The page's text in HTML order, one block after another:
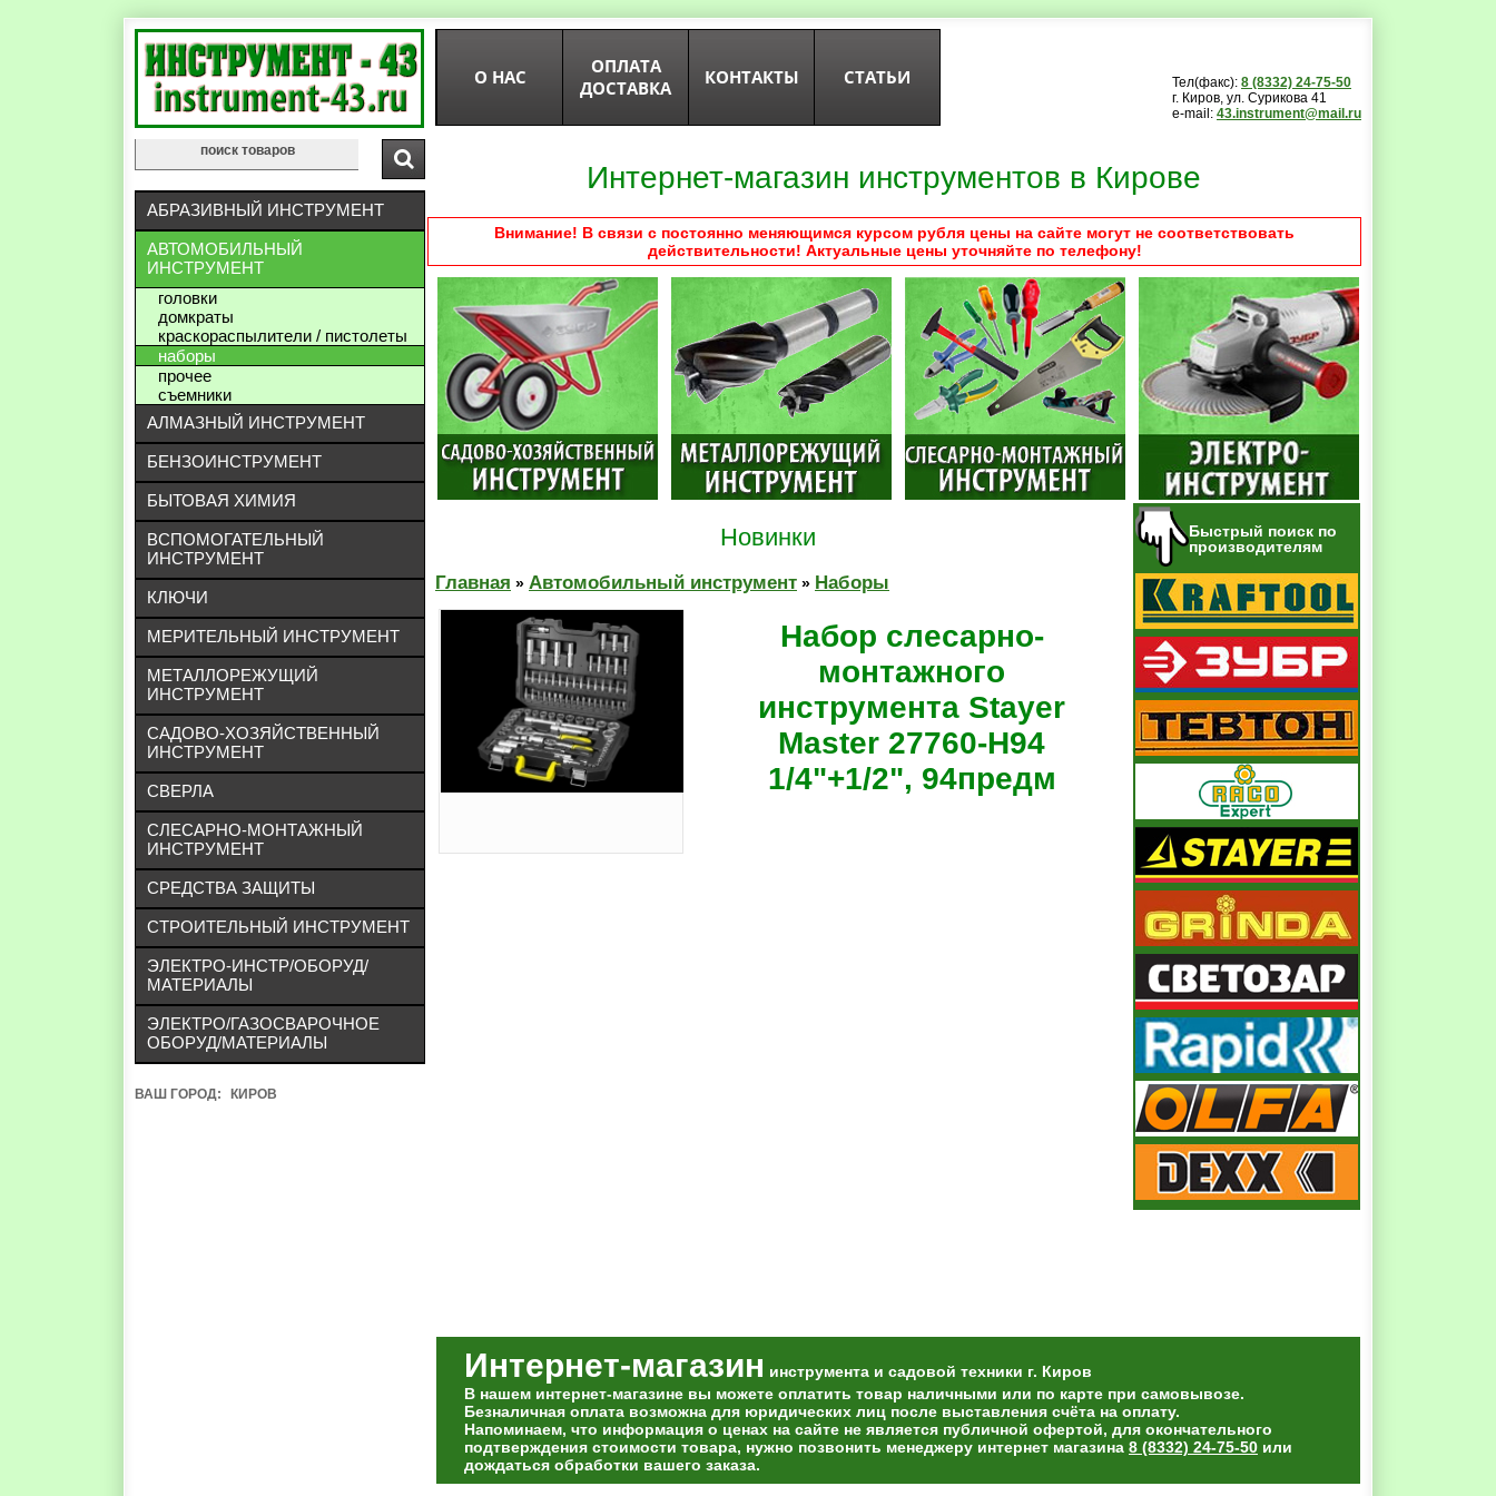
О НАС
ОПЛАТА
ДОСТАВКА
КОНТАКТЫ СТАТЬИ Тел(факс): 8 (8332) 24-75-50
г. Киров, ул. Сурикова 41
e-mail: 43.instrument@mail.ru
АБРАЗИВНЫЙ ИНСТРУМЕНТ
АВТОМОБИЛЬНЫЙ
ИНСТРУМЕНТ
головки
домкраты
краскораспылители / пистолеты
наборы
прочее
съемники
АЛМАЗНЫЙ ИНСТРУМЕНТ
БЕНЗОИНСТРУМЕНТ
БЫТОВАЯ ХИМИЯ
ВСПОМОГАТЕЛЬНЫЙ
ИНСТРУМЕНТ
КЛЮЧИ
МЕРИТЕЛЬНЫЙ ИНСТРУМЕНТ
МЕТАЛЛОРЕЖУЩИЙ
ИНСТРУМЕНТ
САДОВО-ХОЗЯЙСТВЕННЫЙ
ИНСТРУМЕНТ
СВЕРЛА
СЛЕСАРНО-МОНТАЖНЫЙ
ИНСТРУМЕНТ
СРЕДСТВА ЗАЩИТЫ
СТРОИТЕЛЬНЫЙ ИНСТРУМЕНТ
ЭЛЕКТРО-ИНСТР/ОБОРУД/
МАТЕРИАЛЫ
ЭЛЕКТРО/ГАЗОСВАРОЧНОЕ
ОБОРУД/МАТЕРИАЛЫ
ВАШ ГОРОД: КИРОВ
Интернет-магазин инструментов в Кирове
Внимание! В связи с постоянно меняющимся курсом рубля цены на сайте могут не соответствовать
действительности! Актуальные цены уточняйте по телефону!
Быстрый поиск по
производителям
Новинки
Главная » Автомобильный инструмент » Наборы
Набор слесарно-
монтажного
инструмента Stayer
Master 27760-H94
1/4"+1/2", 94предм
Интернет-магазин инструмента и садовой техники г. Киров
В нашем интернет-магазине вы можете оплатить товар наличными или по карте при самовывозе.
Безналичная оплата возможна для юридических лиц после выставления счёта на оплату.
Напоминаем, что информация о ценах на сайте не является публичной офертой, для окончательного
подтверждения стоимости товара, нужно позвонить менеджеру интернет магазина 8 (8332) 24-75-50 или
дождаться обработки вашего заказа.